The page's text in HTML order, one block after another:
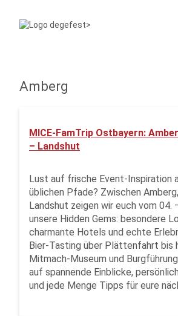
Amberg
MICE-FamTrip Ostbayern:
– Landshut
Lust auf frische Event-Inspiration
üblichen Pfade? Zwischen
Landshut zeigen wir euch vom 04.
unsere Hidden Gems: besondere
charmante Hotels und echte
Bier-Tasting über Plättenfahrt bis
Mitmach-Museum und
auf spannende Einblicke,
und jede Menge Tipps für eure